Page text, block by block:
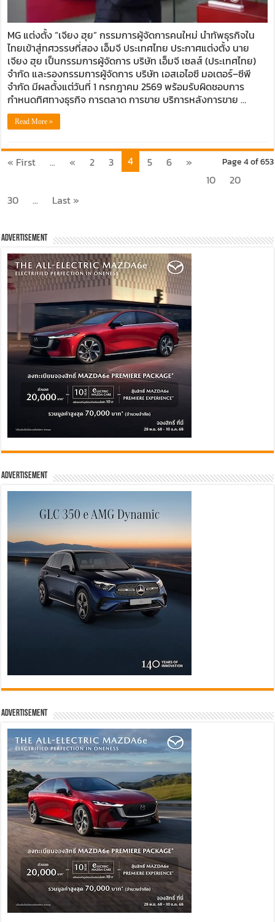
ทัพ
ธุรกิจ
MG แต่งตั้ง “เจียง ฮุย” กรรมการผู้จัดการคนใหม่ นำทัพธุรกิจใน
ไทยเข้าสู่ทศวรรษที่สอง เอ็มจี ประเทศไทย ประกาศแต่งตั้ง นาย
เจียง ฮุย เป็นกรรมการผู้จัดการ บริษัท เอ็มจี เซลส์ (ประเทศไทย)
จำกัด และรองกรรมการผู้จัดการ บริษัท เอสเอไอซี มอเตอร์–ซีพี
จำกัด มีผลตั้งแต่วันที่ 1 กรกฎาคม 2569 พร้อมรับผิดชอบการ
กำหนดทิศทางธุรกิจ การตลาด การขาย บริการหลังการขาย …
Read More »
Page 4 of 653
« First ... « 2 3 4 5 6
»
10
20
30
... Last »
Advertisement
Advertisement
Advertisement